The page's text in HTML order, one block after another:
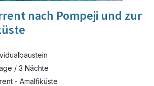
nach Pompeji und zur
/ 3 Nächte
- Amalfiküste